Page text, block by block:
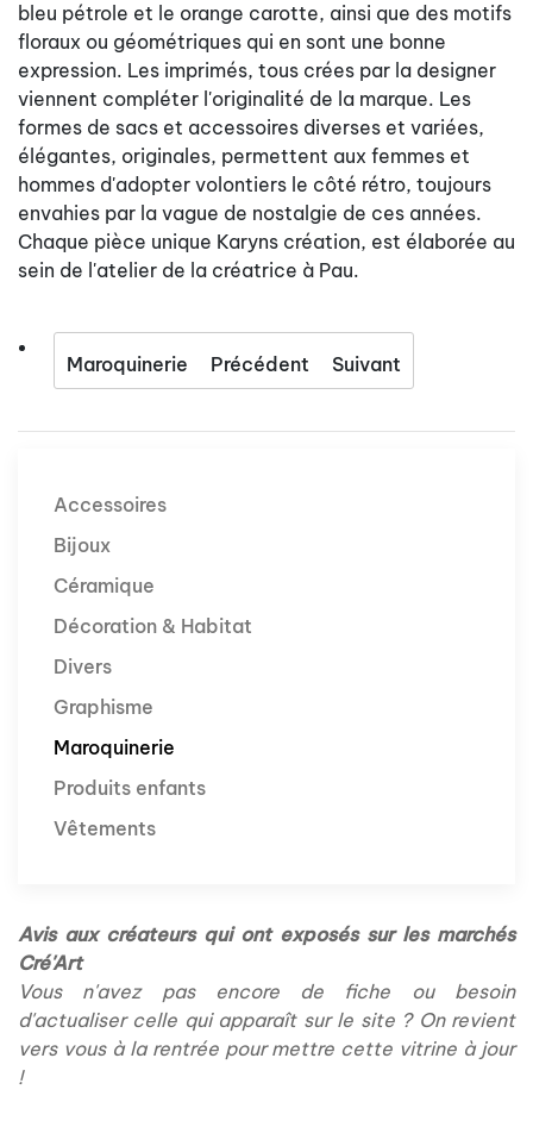
bleu pétrole et le orange carotte, ainsi que des motifs
floraux ou géométriques qui en sont une bonne
expression. Les imprimés, tous crées par la designer
viennent compléter l'originalité de la marque. Les
formes de sacs et accessoires diverses et variées,
élégantes, originales, permettent aux femmes et
hommes d'adopter volontiers le côté rétro, toujours
envahies par la vague de nostalgie de ces années.
Chaque pièce unique Karyns création, est élaborée au
sein de l'atelier de la créatrice à Pau.
Maroquinerie Précédent Suivant
Accessoires
Bijoux
Céramique
Décoration & Habitat
Divers
Graphisme
Maroquinerie
Produits enfants
Vêtements
Avis aux créateurs qui ont exposés sur les marchés
Cré'Art
Vous n'avez pas encore de fiche ou besoin
d'actualiser celle qui apparaît sur le site ? On revient
vers vous à la rentrée pour mettre cette vitrine à jour
!